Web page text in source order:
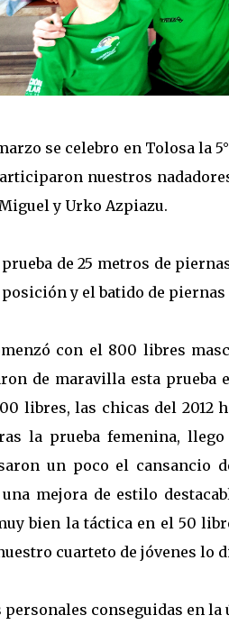
se celebro en Tolosa
nuestros
y Urko Azpiazu.
de 25 metros de
y el batido de piernas
con el 800 libres
de maravilla esta prueba
libres, las chicas del
la prueba femenina,
un poco el cansancio
mejora de estilo
bien la táctica en el 50
cuarteto de jóvenes lo
personales conseguidas en